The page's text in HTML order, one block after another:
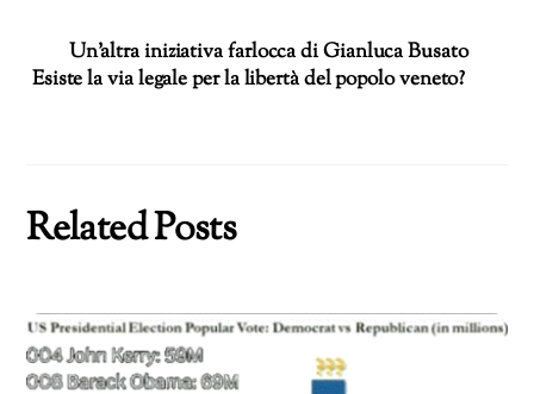
Un’altra iniziativa farlocca di Gianluca Busato
Esiste la via legale per la libertà del popolo veneto?
Related Posts